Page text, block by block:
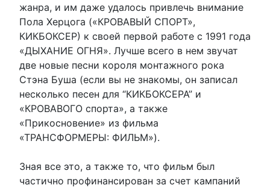
жанра, и им даже удалось привлечь внимание
Пола Херцога («КРОВАВЫЙ СПОРТ»,
КИКБОКСЕР) к своей первой работе с 1991 года
«ДЫХАНИЕ ОГНЯ». Лучше всего в нем звучат
две новые песни короля монтажного рока
Стэна Буша (если вы не знакомы, он записал
несколько песен для “КИКБОКСЕРА” и
«КРОВАВОГО спорта», а также
«Прикосновение» из фильма
«ТРАНСФОРМЕРЫ: ФИЛЬМ»).
Зная все это, а также то, что фильм был
частично профинансирован за счет кампаний